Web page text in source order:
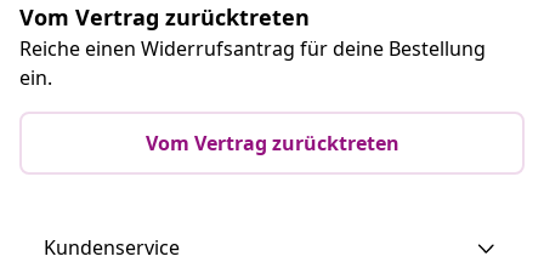
Vom Vertrag zurücktreten
Reiche einen Widerrufsantrag für deine Bestellung
ein.
Vom Vertrag zurücktreten
Kundenservice